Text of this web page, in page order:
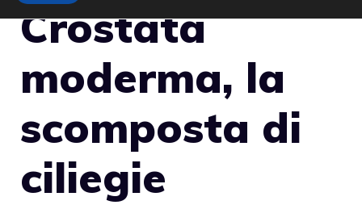
Crostata
moderma, la
scomposta di
ciliegie